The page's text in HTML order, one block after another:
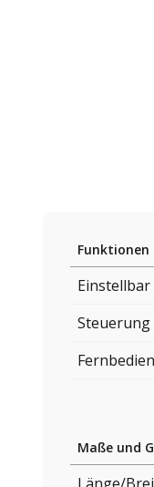
Funktionen
Einstellbar
Steuerung
Maße und